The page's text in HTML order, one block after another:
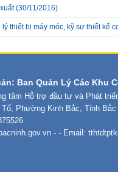
(30/11/2016)
thiết bị máy móc, kỹ sư thiết kế
Ban Quản Lý Các Khu
tâm Hỗ trợ đầu tư và Phát
Phường Kinh Bắc, Tỉnh Bắc
- - Email: